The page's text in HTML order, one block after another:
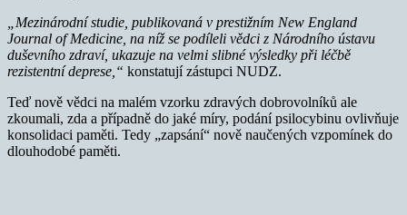
„Mezinárodní studie, publikovaná v prestižním New England
Journal of Medicine, na níž se podíleli vědci z Národního ústavu
duševního zdraví, ukazuje na velmi slibné výsledky při léčbě
rezistentní deprese,“ konstatují zástupci NUDZ.
Teď nově vědci na malém vzorku zdravých dobrovolníků ale
zkoumali, zda a případně do jaké míry, podání psilocybinu ovlivňuje
konsolidaci paměti. Tedy „zapsání“ nově naučených vzpomínek do
dlouhodobé paměti.